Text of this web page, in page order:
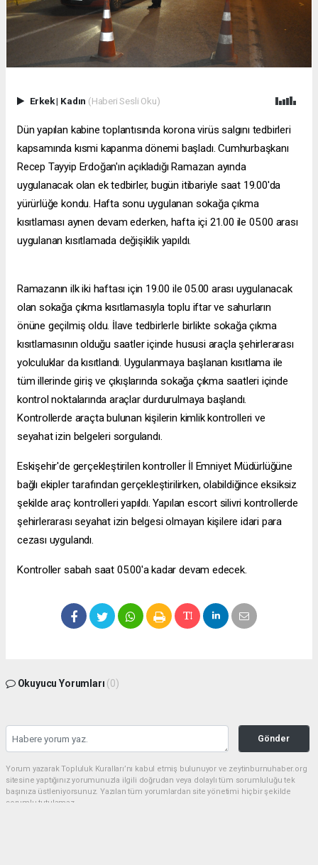
Erkek| Kadın (Haberi Sesli Oku)
Dün yapılan kabine toplantısında korona virüs salgını tedbirleri
kapsamında kısmi kapanma dönemi başladı. Cumhurbaşkanı
Recep Tayyip Erdoğan'ın açıkladığı Ramazan ayında
uygulanacak olan ek tedbirler, bugün itibariyle saat 19.00'da
yürürlüğe kondu. Hafta sonu uygulanan sokağa çıkma
kısıtlaması aynen devam ederken, hafta içi 21.00 ile 05.00 arası
uygulanan kısıtlamada değişiklik yapıldı.
Ramazanın ilk iki haftası için 19.00 ile 05.00 arası uygulanacak
olan sokağa çıkma kısıtlamasıyla toplu iftar ve sahurların
önüne geçilmiş oldu. İlave tedbirlerle birlikte sokağa çıkma
kısıtlamasının olduğu saatler içinde hususi araçla şehirlerarası
yolculuklar da kısıtlandı. Uygulanmaya başlanan kısıtlama ile
tüm illerinde giriş ve çıkışlarında sokağa çıkma saatleri içinde
kontrol noktalarında araçlar durdurulmaya başlandı.
Kontrollerde araçta bulunan kişilerin kimlik kontrolleri ve
seyahat izin belgeleri sorgulandı.
Eskişehir'de gerçekleştirilen kontroller İl Emniyet Müdürlüğüne
bağlı ekipler tarafından gerçekleştirilirken, olabildiğince eksiksiz
şekilde araç kontrolleri yapıldı. Yapılan escort silivri kontrollerde
şehirlerarası seyahat izin belgesi olmayan kişilere idari para
cezası uygulandı.
Kontroller sabah saat 05.00'a kadar devam edecek.
Okuyucu Yorumları (0)
Gönder
Yorum yazarak Topluluk Kuralları’nı kabul etmiş bulunuyor ve zeytinburnuhaber.org
sitesine yaptığınız yorumunuzla ilgili doğrudan veya dolaylı tüm sorumluluğu tek
başınıza üstleniyorsunuz. Yazılan tüm yorumlardan site yönetimi hiçbir şekilde
sorumlu tutulamaz.